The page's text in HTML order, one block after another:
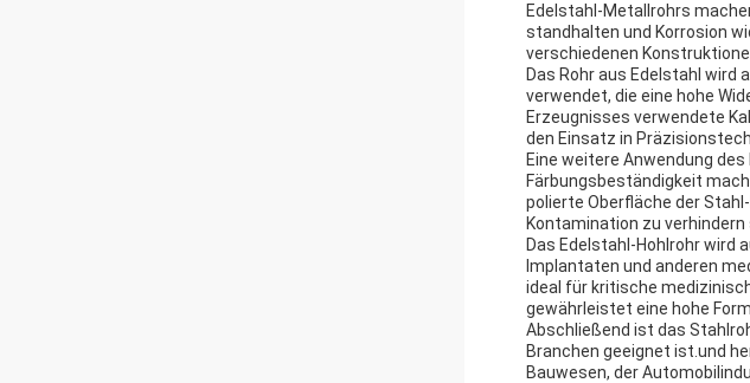
Edelstahl-Metallrohrs
standhalten und Korrosion
verschiedenen
Das Rohr aus Edelstahl wird
verwendet, die eine hohe
Erzeugnisses verwendete
den Einsatz in
Eine weitere Anwendung
Färbungsbeständigkeit
polierte Oberfläche der
Kontamination zu verhindern
Das Edelstahl-Hohlrohr wird
Implantaten und anderen
ideal für kritische
gewährleistet eine hohe
Abschließend ist das
Branchen geeignet ist.und
Bauwesen, der